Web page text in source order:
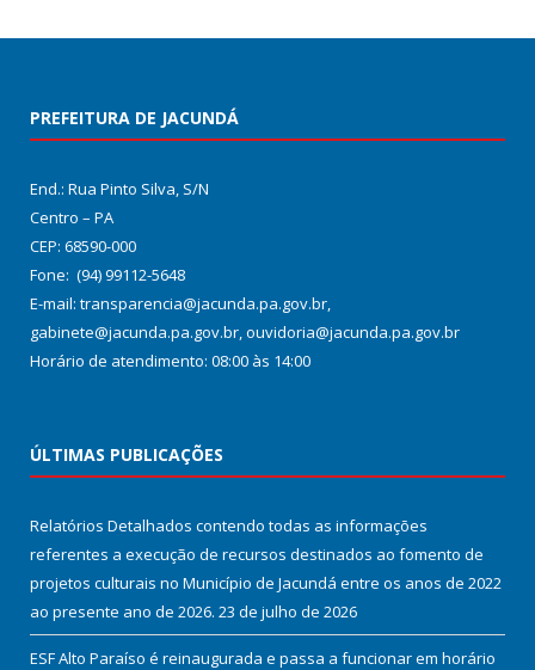
PREFEITURA DE JACUNDÁ
End.: Rua Pinto Silva, S/N
Centro – PA
CEP: 68590-000
Fone: (94) 99112-5648
E-mail: transparencia@jacunda.pa.gov.br,
gabinete@jacunda.pa.gov.br, ouvidoria@jacunda.pa.gov.br
Horário de atendimento: 08:00 às 14:00
ÚLTIMAS PUBLICAÇÕES
Relatórios Detalhados contendo todas as informações
referentes a execução de recursos destinados ao fomento de
projetos culturais no Município de Jacundá entre os anos de 2022
ao presente ano de 2026. 23 de julho de 2026
ESF Alto Paraíso é reinaugurada e passa a funcionar em horário